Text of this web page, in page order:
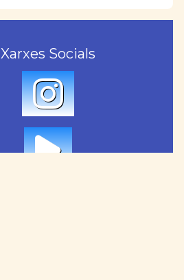
Xarxes Socials